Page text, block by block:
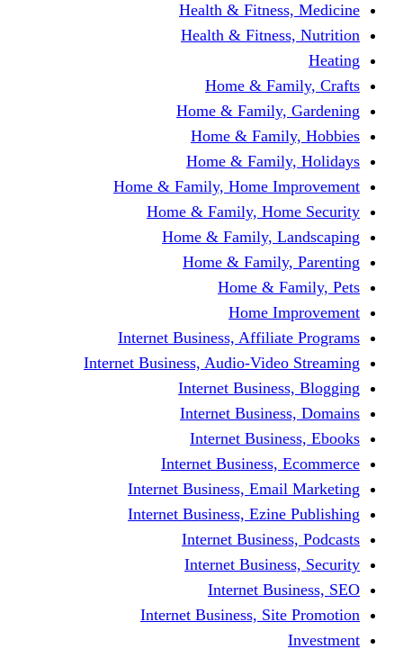
Health &
Health &
Home &
Home &
Home &
Home &
Home & Family, Home
Home & Family,
Home & Family,
Home &
Home &
Home
Internet Business,
Internet Business, Audio-
Internet
Internet
Internet
Internet Business,
Internet Business,
Internet Business,
Internet
Internet
Internet
Internet Business,